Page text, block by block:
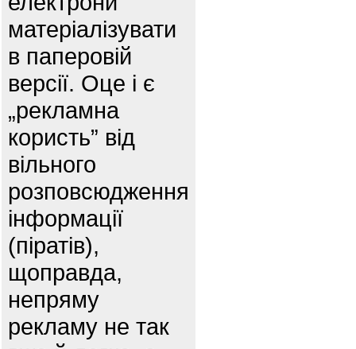
матеріалізувати
в паперовій
версії. Оце і є
„рекламна
користь” від
вільного
розповсюдження
інформації
(піратів),
щоправда,
непряму
рекламу не так